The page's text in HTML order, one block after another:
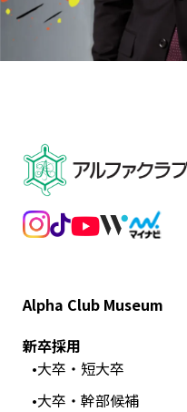
Alpha Club Museum
新卒採用
大卒・短大卒
大卒・幹部候補